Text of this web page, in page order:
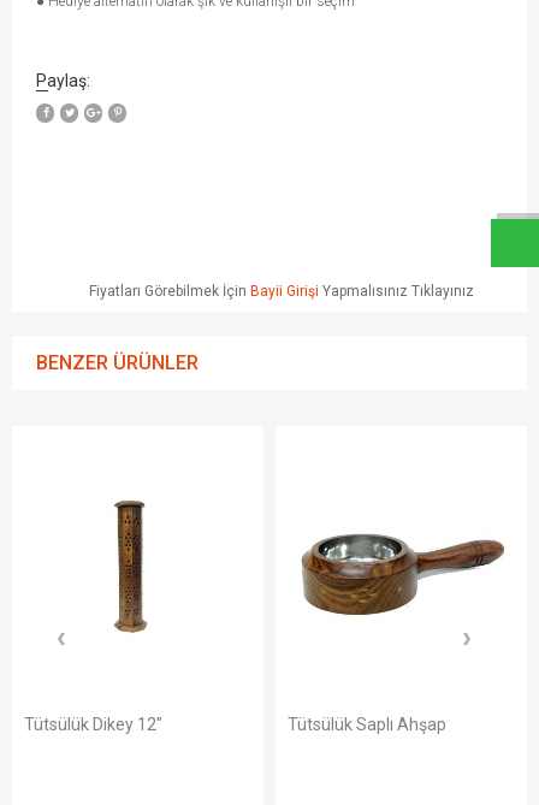
Fiyatları Görebilmek İçin Bayii Girişi Yapmalısınız Tıklayınız
Paylaş:
BENZER ÜRÜNLER
Tütsülük Dikey 12" Tütsülük Saplı Ahşap